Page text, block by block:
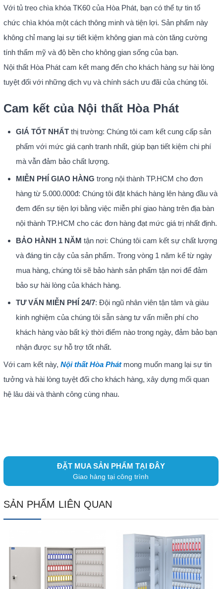
Với tủ treo chìa khóa TK60 của Hòa Phát, bạn có thể tự tin tổ
chức chìa khóa một cách thông minh và tiện lợi. Sản phẩm này
không chỉ mang lại sự tiết kiệm không gian mà còn tăng cường
tính thẩm mỹ và độ bền cho không gian sống của bạn.
Nội thất Hòa Phát cam kết mang đến cho khách hàng sự hài lòng
tuyệt đối với những dịch vụ và chính sách ưu đãi của chúng tôi.
Cam kết của Nội thất Hòa Phát
GIÁ TỐT NHẤTthị trường: Chúng tôi cam kết cung cấp sản
phẩm với mức giá cạnh tranh nhất, giúp bạn tiết kiệm chi phí
mà vẫn đảm bảo chất lượng.
MIỄN PHÍ GIAO HÀNG trong nội thành TP.HCM cho đơn
hàng từ 5.000.000đ: Chúng tôi đặt khách hàng lên hàng đầu và
đem đến sự tiện lợi bằng việc miễn phí giao hàng trên địa bàn
nội thành TP.HCM cho các đơn hàng đạt mức giá trị nhất định.
BẢO HÀNH 1 NĂM tận nơi: Chúng tôi cam kết sự chất lượng
và đáng tin cậy của sản phẩm. Trong vòng 1 năm kể từ ngày
mua hàng, chúng tôi sẽ bảo hành sản phẩm tận nơi để đảm
bảo sự hài lòng của khách hàng.
TƯ VẤN MIỄN PHÍ 24/7: Đội ngũ nhân viên tận tâm và giàu
kinh nghiệm của chúng tôi sẵn sàng tư vấn miễn phí cho
khách hàng vào bất kỳ thời điểm nào trong ngày, đảm bảo bạn
nhận được sự hỗ trợ tốt nhất.
Với cam kết này, Nội thất Hòa Phátmong muốn mang lại sự tin
tưởng và hài lòng tuyệt đối cho khách hàng, xây dựng mối quan
hệ lâu dài và thành công cùng nhau.
ĐẶT MUA SẢN PHẨM TẠI ĐÂY
Giao hàng tại công trình
SẢN PHẨM LIÊN QUAN